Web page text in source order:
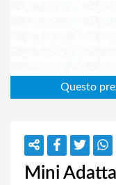
Mini